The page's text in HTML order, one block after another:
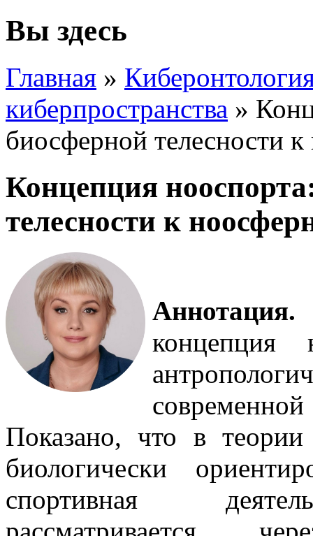
Вы здесь
Главная »
киберпространства »
биосферной телесности
Концепция
телесности к
концепция
Показано, что в теории
биологически
спортивная